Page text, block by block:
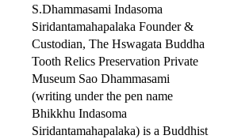
S.Dhammasami Indasoma
Siridantamahapalaka Founder &
Custodian, The Hswagata Buddha
Tooth Relics Preservation Private
Museum Sao Dhammasami
(writing under the pen name
Bhikkhu Indasoma
Siridantamahapalaka) is a Buddhist